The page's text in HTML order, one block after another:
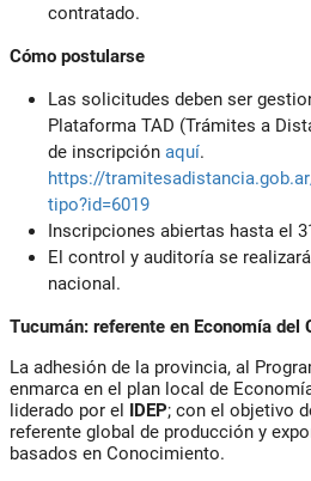
contratado.
Cómo postularse
Las solicitudes deben ser
Plataforma TAD (Trámites a
de inscripción aquí.
https://
tipo?id=6019
Inscripciones abiertas hasta el
El control y auditoría se
nacional.
Tucumán: referente en Economía del
La adhesión de la provincia, al
enmarca en el plan local de
liderado por el IDEP; con el objetivo
referente global de producción y
basados en Conocimiento.